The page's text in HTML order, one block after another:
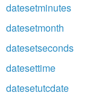
datesetminutes
datesetmonth
datesetseconds
datesettime
datesetutcdate